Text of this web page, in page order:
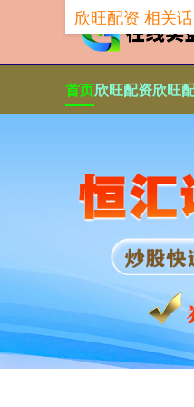
首页欣旺配资欣旺
欣旺配资 相关